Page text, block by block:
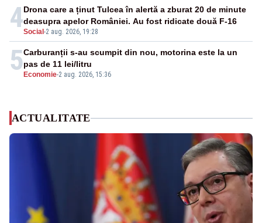
4Social -2 aug. 2026, 19:28
Drona care a ținut Tulcea în alertă a zburat 20 de minute
deasupra apelor României. Au fost ridicate două F-16
5 Economie-2 aug. 2026, 15:36
Carburanții s-au scumpit din nou, motorina este la un
pas de 11 lei/litru
ACTUALITATE